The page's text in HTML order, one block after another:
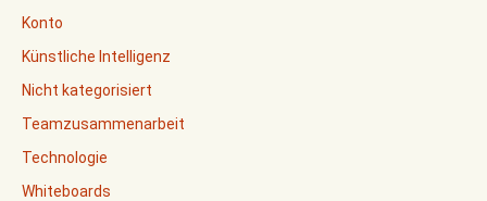
Konto
Künstliche Intelligenz
Nicht kategorisiert
Teamzusammenarbeit
Technologie
Whiteboards